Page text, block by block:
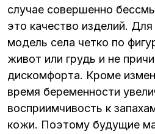
случае совершенно
это качество изделий.
модель села четко по
живот или грудь и не
дискомфорта. Кроме
время беременности
восприимчивость к
кожи. Поэтому будущие